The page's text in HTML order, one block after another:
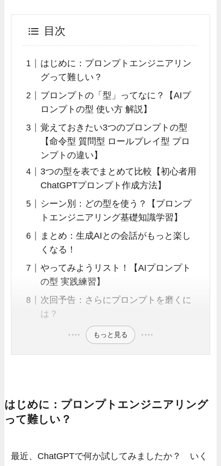
目次
はじめに：プロンプトエンジニアリン
グって難しい？
プロンプトの「型」ってなに？【AIプ
ロンプトの型 使い方 解説】
覚えておきたい3つのプロンプトの型
【命令型 質問型 ロールプレイ型 プロ
ンプトの違い】
3つの型を表でまとめて比較【初心者用
ChatGPTプロンプト作成方法】
シーン別：どの型を使う？【プロンプ
トエンジニアリング基礎知識学習】
まとめ：生成AIとの会話がもっと楽し
くなる！
やってみようリスト！【AIプロンプト
の型 実践練習】
次回予告：さらにプロンプトを磨くに
は？
もっと見る
はじめに：プロンプトエンジニアリング
って難しい？
最近、ChatGPTで何か試してみましたか？ いく